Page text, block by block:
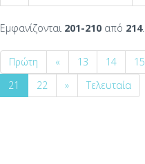
Εμφανίζονται 201-210 από 214.
Πρώτη « 13 14 15
21
22 » Τελευταία